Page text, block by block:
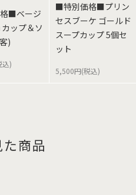
■ベージ
ップ＆ソ
)
込)
■特別価格■プリン
セスブーケ ゴールド
スープカップ 5個セ
ット
5,500円(税込)
商品